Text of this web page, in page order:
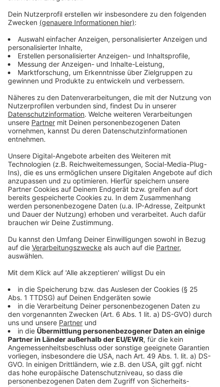
Hygiene
Regelmäßig gebe es zudem eine umfassende
Grundreinigung der Filiale. Nach der Recherche will
unabhängige Institute setzen, die die
Hygienekontrollen übernehmen. Die jüngsten Bilder aus
seinen Filialen tue dem Unternehmen weh und mache
betroffen, heißt es in einem Pressestatement. Die
und RTL nicht untersucht worden.
Anzeige
Weitere Meldungen aus Leverkusen
Anzeige
Gastro in Leverkusen: Wird Essen gehen wieder
günstiger?
So wird das Deutschlandticket noch in Leverkusen
genutzt
So viele E-Autos fahren in Leverkusen
Anzeige